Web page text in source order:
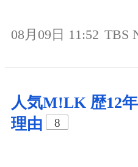
08月09日 11:52 TBS
人気M!LK 歴12
理由
8